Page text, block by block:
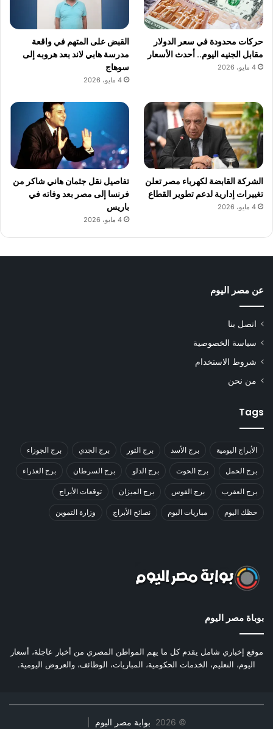
حركات محدودة في سعر الدولار
مقابل الجنيه اليوم.. أحدث الأسعار
4 مايو، 2026
القبض على المتهم في واقعة
مدرسة هابي لاند بعد هروبه إلى
سوهاج
4 مايو، 2026
الشركة القابضة لكهرباء مصر تعلن
تغييرات إدارية لدعم تطوير القطاع
4 مايو، 2026
تفاصيل نقل جثمان هاني شاكر من
فرنسا إلى مصر بعد وفاته في
باريس
4 مايو، 2026
عن مصر اليوم
اتصل بنا
سياسة الخصوصية
شروط الاستخدام
من نحن
Tags
الأبراج اليومية برج الأسد برج الثور برج الجدي برج الجوزاء
برج الحمل برج الحوت برج الدلو برج السرطان برج العذراء
برج العقرب برج القوس برج الميزان توقعات الأبراج
حظك اليوم مباريات اليوم نصائح الأبراج وزارة التموين
بوباة مصر اليوم
موقع إخباري شامل يقدم كل ما يهم المواطن المصري من أخبار عاجلة، أسعار
اليوم، التعليم، الخدمات الحكومية، المباريات، الوظائف، والعروض اليومية.
©
2026 بوابة مصر اليوم